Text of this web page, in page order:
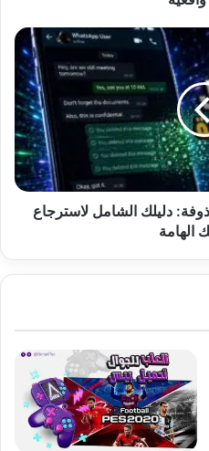
دليلك الشامل لاسترجاع
الهامة